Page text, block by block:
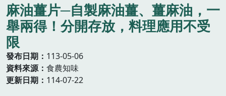
麻油薑片─自製麻油薑、薑麻油，一
舉兩得！分開存放，料理應用不受
限
發布日期
113-05-06
資料來源
食農知味
更新日期
114-07-22